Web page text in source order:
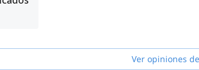
Ver opiniones